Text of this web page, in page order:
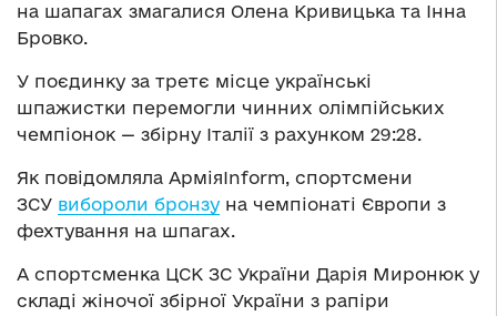
на шапагах змагалися Олена Кривицька та Інна
Бровко.
У поєдинку за третє місце українські
шпажистки перемогли чинних олімпійських
чемпіонок — збірну Італії з рахунком 29:28.
Як повідомляла АрміяInform, спортсмени
ЗСУ вибороли бронзу на чемпіонаті Європи з
фехтування на шпагах.
А спортсменка ЦСК ЗС України Дарія Миронюк у
складі жіночої збірної України з рапіри